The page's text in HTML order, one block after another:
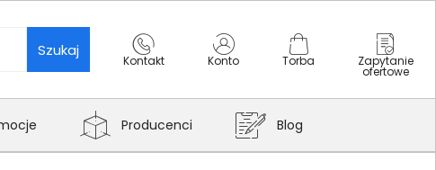
Szukaj
Kontakt Konto Torba Zapytanie
ofertowe
Producenci Blog